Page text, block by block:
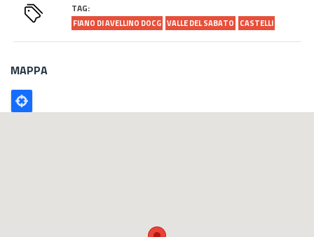
TAG:
FIANO DI AVELLINO DOCG VALLE DEL SABATO CASTELLI
MAPPA
Poligono
GEO